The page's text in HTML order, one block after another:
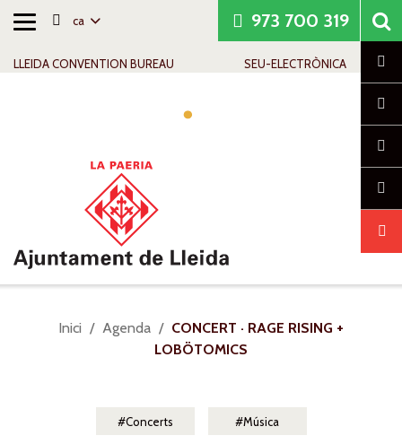
Alternar
ca
LLEIDA CONVENTION BUREAU SEU-ELECTRÒNICA
973 700 319
Sou
Inici Agenda
CONCERT · RAGE RISING +
LOBÖTOMICS
Concerts Música